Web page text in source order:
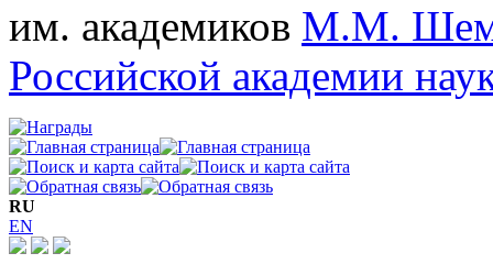
им. академиков М.М.
Российской академии
RU
EN